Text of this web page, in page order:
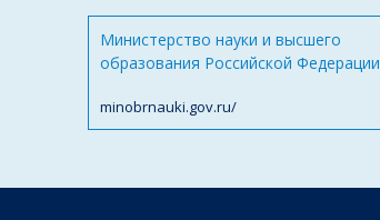
Министерство науки и высшего
образования Российской Федерации
minobrnauki.gov.ru/